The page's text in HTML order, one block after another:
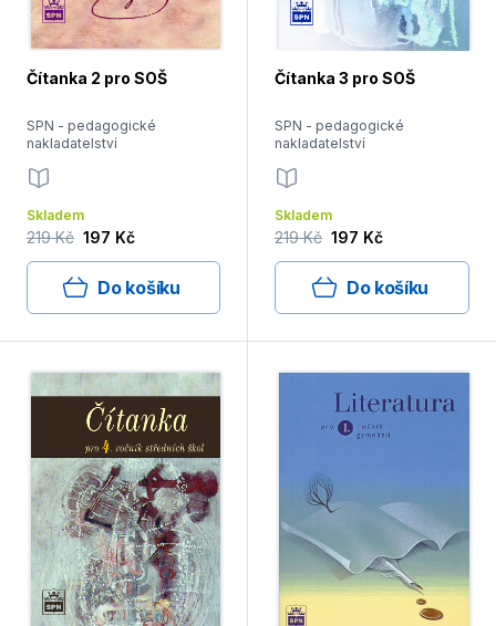
Čítanka 2 pro SOŠ
SPN - pedagogické
nakladatelství
Skladem
219 Kč 197 Kč
Do košíku
Čítanka 3 pro SOŠ
SPN - pedagogické
nakladatelství
Skladem
219 Kč 197 Kč
Do košíku